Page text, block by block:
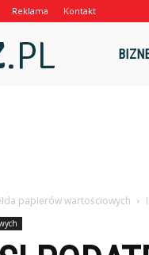
Reklama Kontakt
papierów wartościowych